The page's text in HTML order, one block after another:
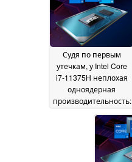
Судя по первым
утечкам, у Intel Core
i7-11375H неплохая
одноядерная
производительность:
на 19% выше, чем у
Core i7-10750H19
January 2021